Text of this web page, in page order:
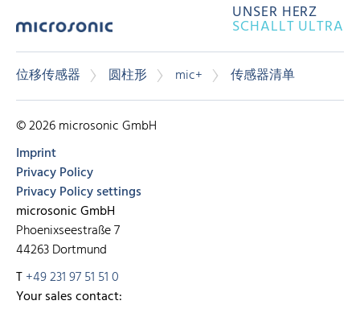
UNSER HERZ
SCHALLT ULTRA
位移传感器 圆柱形 mic+ 传感器清单
© 2026 microsonic GmbH
Imprint
Privacy Policy
Privacy Policy settings
microsonic GmbH
Phoenixseestraße 7
44263 Dortmund
T+49 231 97 51 51 0
Your sales contact: